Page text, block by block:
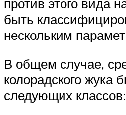
против этого вида
быть
нескольким
В общем случае,
колорадского жука
следующих классов: